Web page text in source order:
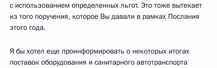
с использованием определенных льгот. Это тоже вытекает
из того поручения, которое Вы давали в рамках Послания
этого года.
Я бы хотел еще проинформировать о некоторых итогах
поставок оборудования и санитарного автотранспорта